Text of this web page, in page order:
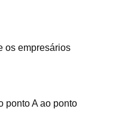
os empresários
ponto A ao ponto